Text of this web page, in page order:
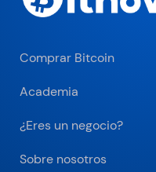
Comprar Bitcoin
Academia
¿Eres un negocio?
Sobre nosotros